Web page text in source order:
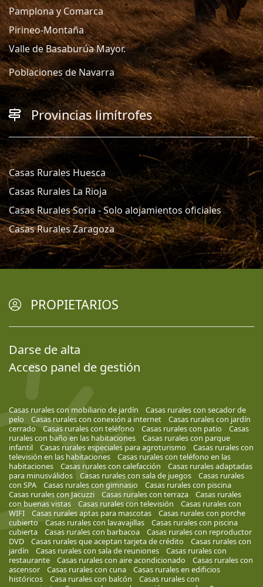
Pamplona y Comarca
Pirineo-Montaña
Valle de Basaburúa Mayor.
Poblaciones de Navarra
Provincias limítrofes
Casas Rurales Huesca
Casas Rurales La Rioja
Casas Rurales Soria - Solo alojamientos oficiales
Casas Rurales Zaragoza
PROPIETARIOS
Darse de alta
Acceso panel de gestión
Casas rurales con mobiliario de jardín
Casas rurales con secador de
pelo
Casas rurales con conexión a internet
Casas rurales con jardín
cerrado
Casas rurales con teléfono Casas rurales con patio
Casas
rurales con baño en las habitaciones
Casas rurales con parque
infantil
Casas rurales especiales para agroturismo
Casas rurales con
televisión en las habitaciones
Casas rurales con teléfono en las
habitaciones
Casas rurales con calefacción
Casas rurales adaptadas
para minusválidos
Casas rurales con sala de juegos
Casas rurales
con SPA
Casas rurales con gimnasio
Casas rurales con piscina
Casas rurales con Jacuzzi
Casas rurales con terraza
Casas rurales
con buenas vistas
Casas rurales con televisión
Casas rurales con
WIFI
Casas rurales aptas para mascotas
Casas rurales con porche
cubierto
Casas rurales con lavavajillas
Casas rurales con piscina
cubierta
Casas rurales con barbacoa
Casas rurales con reproductor
DVD
Casas rurales que aceptan tarjeta de crédito
Casas rurales con
jardín
Casas rurales con sala de reuniones
Casas rurales con
restaurante
Casas rurales con aire acondicionado
Casas rurales con
ascensor
Casas rurales con cuna
Casas rurales en edificios
históricos
Casa rurales con balcón
Casas rurales con